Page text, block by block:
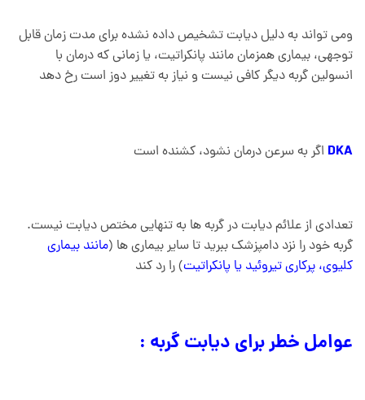
ومی تواند به دلیل دیابت تشخیص داده نشده برای مدت زمان قابل
توجهی، بیماری همزمان مانند پانکراتیت، یا زمانی که درمان با
انسولین گربه دیگر کافی نیست و نیاز به تغییر دوز است رخ دهد
DKA اگر به سرعن درمان نشود، کشنده است
تعدادی از علائم دیابت در گربه ها به تنهایی مختص دیابت نیست.
گربه خود را نزد دامپزشک ببرید تا سایر بیماری ها (مانند بیماری
کلیوی، پرکاری تیروئید یا پانکراتیت) را رد کند
عوامل خطر برای دیابت گربه :